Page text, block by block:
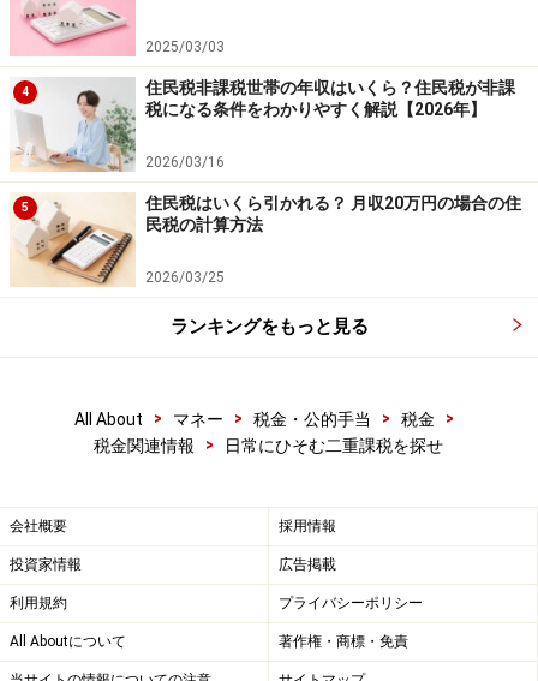
て、健在である現株主にとっても活用できます。という
のは、そのような方の中には「実際の取得費自体がわか
らない」という方も多くいらっしゃるからです。このよ
うな方の場合には、平成22年12月31日までの間に譲渡し
なかった場合、売却価額の5％を取得費として譲渡所得
を計算することになります。つまり、譲渡費用がかから
なければ、売却価額の95％に課税されてしまうことにな
るのです。
ただし、みなし取得費が活用できるのも本年年末までの
時限立法措置に過ぎず、今回の事案のように、二重課税
る方が現れないともかぎりません。
所得税法9条では相続により取得したものには所得税を
課さないとしているのに対し、譲渡した株式の取得費は
被相続人、遺贈者又は贈与者の取得費を引き継ぐとして
いる（タックスアンサー1464）こと自体が相容れないの
2025/03/03
4
住民税非課税世帯の年収はいくら？住民税が非課
税になる条件をわかりやすく解説【2026年】
2026/03/16
5
住民税はいくら引かれる？ 月収20万円の場合の住
民税の計算方法
2026/03/25
ランキングをもっと見る
All About > マネー > 税金・公的手当 > 税金
>
税金関連情報
> 日常にひそむ二重課税を探せ
会社概要 採用情報
投資家情報 広告掲載
利用規約 プライバシーポリシー
All Aboutについて 著作権・商標・免責